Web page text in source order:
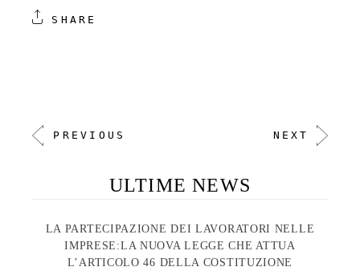
SHARE
PREVIOUS NEXT
ULTIME NEWS
LA PARTECIPAZIONE DEI LAVORATORI NELLE
IMPRESE:LA NUOVA LEGGE CHE ATTUA
L’ARTICOLO 46 DELLA COSTITUZIONE